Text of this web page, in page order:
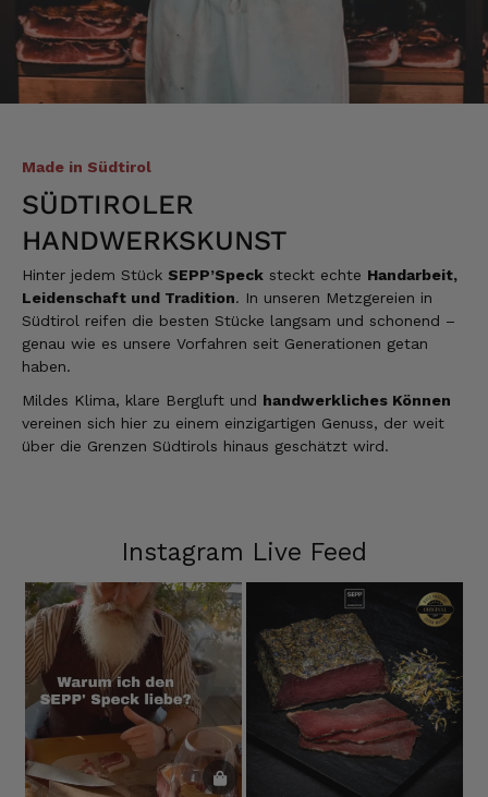
Made in Südtirol
SÜDTIROLER
HANDWERKSKUNST
Hinter jedem Stück SEPP’Speck steckt echte Handarbeit,
Leidenschaft und Tradition. In unseren Metzgereien in
Südtirol reifen die besten Stücke langsam und schonend –
genau wie es unsere Vorfahren seit Generationen getan
haben.
Mildes Klima, klare Bergluft und handwerkliches Können
vereinen sich hier zu einem einzigartigen Genuss, der weit
über die Grenzen Südtirols hinaus geschätzt wird.
Instagram Live Feed